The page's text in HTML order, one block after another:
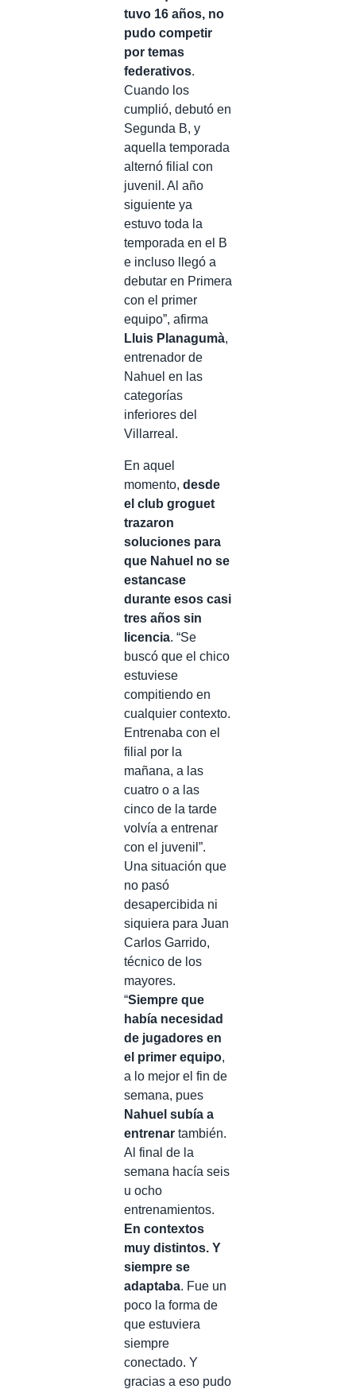
tuvo 16 años, no
pudo competir
por temas
federativos.
Cuando los
cumplió, debutó en
Segunda B, y
aquella temporada
alternó filial con
juvenil. Al año
siguiente ya
estuvo toda la
temporada en el B
e incluso llegó a
debutar en Primera
con el primer
equipo”, afirma
Lluis Planagumà,
entrenador de
Nahuel en las
categorías
inferiores del
Villarreal.
En aquel
momento, desde
el club groguet
trazaron
soluciones para
que Nahuel no se
estancase
durante esos casi
tres años sin
licencia. “Se
buscó que el chico
estuviese
compitiendo en
cualquier contexto.
Entrenaba con el
filial por la
mañana, a las
cuatro o a las
cinco de la tarde
volvía a entrenar
con el juvenil”.
Una situación que
no pasó
desapercibida ni
siquiera para Juan
Carlos Garrido,
técnico de los
mayores.
“Siempre que
había necesidad
de jugadores en
el primer equipo,
a lo mejor el fin de
semana, pues
Nahuel subía a
entrenar también.
Al final de la
semana hacía seis
u ocho
entrenamientos.
En contextos
muy distintos. Y
siempre se
adaptaba. Fue un
poco la forma de
que estuviera
siempre
conectado. Y
gracias a eso pudo